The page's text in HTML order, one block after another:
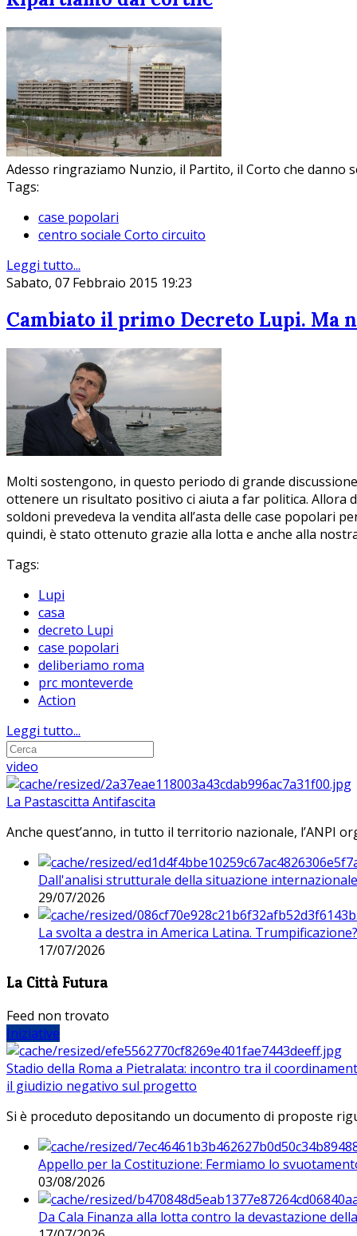
Adesso ringraziamo Nunzio, il Partito, il Corto che danno
Tags:
case popolari
centro sociale Corto circuito
Leggi tutto...
Sabato, 07 Febbraio 2015 19:23
Cambiato il primo Decreto Lupi. Ma
Molti sostengono, in questo periodo di grande
ottenere un risultato positivo ci aiuta a far politica. Allora
soldoni prevedeva la vendita all’asta delle case popolari
quindi, è stato ottenuto grazie alla lotta e anche alla
Tags:
Lupi
casa
decreto Lupi
case popolari
deliberiamo roma
prc monteverde
Action
Leggi tutto...
video
La Pastascitta Antifascita
Anche quest’anno, in tutto il territorio nazionale, l’ANPI
Dall'analisi strutturale della situazione
29/07/2026
La svolta a destra in America Latina. Trumpificazione?
17/07/2026
La Città Futura
Feed non trovato
Iniziative
Stadio della Roma a Pietralata: incontro tra il
il giudizio negativo sul progetto
Si è proceduto depositando un documento di proposte
Appello per la Costituzione: Fermiamo lo
03/08/2026
Da Cala Finanza alla lotta contro la devastazione